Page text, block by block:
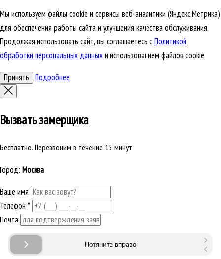
Мы используем файлы cookie и сервисы веб-аналитики (Яндекс.Метрика)
для обеспечения работы сайта и улучшения качества обслуживания.
Продолжая использовать сайт, вы соглашаетесь сПолитикой
обработки персональных данныхи использованием файлов cookie.
Принять Подробнее
Вызвать замерщика
Бесплатно. Перезвоним в течение 15 минут
Город: Москва
Ваше имя
Телефон *
Почта